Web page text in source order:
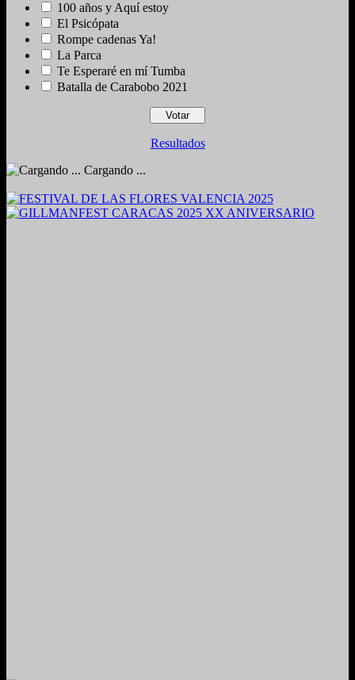
100 años y Aquí estoy
El Psicópata
Rompe cadenas Ya!
La Parca
Te Esperaré en mí Tumba
Batalla de Carabobo 2021
Resultados
Cargando ...